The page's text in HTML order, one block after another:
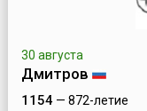
30 августа
Дмитров
1154— 872-летие